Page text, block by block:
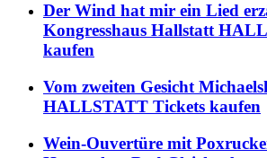
Der Wind hat mir ein Lied
Kongresshaus Hallstatt
kaufen
Vom zweiten Gesicht
HALLSTATT Tickets kaufen
Wein-Ouvertüre mit